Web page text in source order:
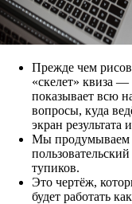
Прежде чем
«скелет» квиза
показывает всю
вопросы, куда
экран результата
Мы продумываем
тупиков.
Это чертёж,
будет работать